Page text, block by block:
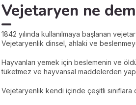
Vejetaryen ne
1842 yılında kullanılmaya başlanan
Vejetaryenlik dinsel, ahlaki ve
Hayvanları yemek için beslemenin ve
tüketmez ve hayvansal maddelerden
Vejetaryenlik kendi içinde çeşitli